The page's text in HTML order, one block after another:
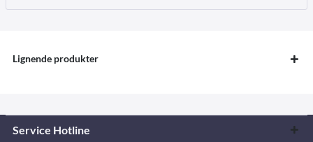
Lignende produkter
Service Hotline